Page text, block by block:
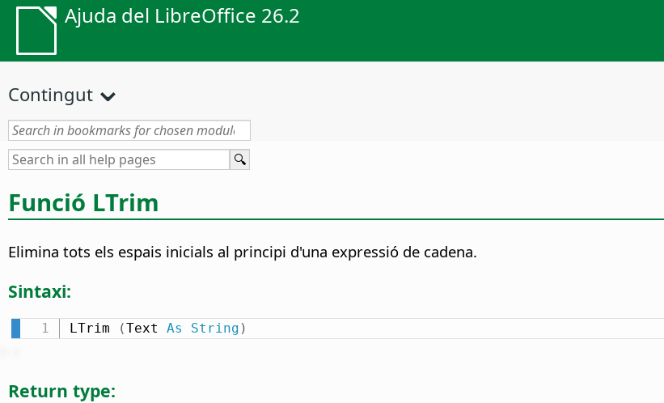
Ajuda del LibreOffice 26.2
Contingut
Funció LTrim
Elimina tots els espais inicials al principi d'una expressió de cadena.
Sintaxi:
LTrim (Text As String )
Return type: